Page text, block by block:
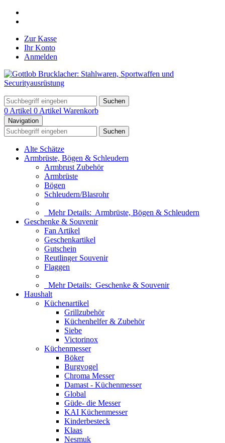
Zur Kasse
Ihr Konto
Anmelden
Suchen
0 Artikel 0 Artikel Warenkorb
Navigation
Suchen
Alte Schätze
Armbrüste, Bögen & Schleudern
Armbrust Zubehör
Armbrüste
Bögen
Schleudern/Blasrohr
Mehr Details: Armbrüste, Bögen & Schleudern
Geschenke & Souvenir
Fan Artikel
Geschenkartikel
Gutschein
Reutlinger Souvenir
Flaggen
Mehr Details: Geschenke & Souvenir
Haushalt
Küchenartikel
Grillzubehör
Küchenhelfer & Zubehör
Siebe
Victorinox
Küchenmesser
Böker
Burgvogel
Chroma Messer
Damast - Küchenmesser
Global
Güde- die Messer
KAI Küchenmesser
Kinderbesteck
Klaas
Nesmuk